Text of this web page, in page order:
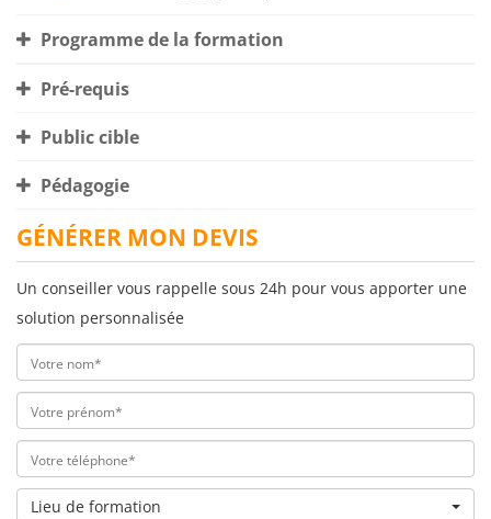
Programme de la formation
Pré-requis
Public cible
Pédagogie
GÉNÉRER MON DEVIS
Un conseiller vous rappelle sous 24h pour vous apporter une
solution personnalisée
Lieu de formation